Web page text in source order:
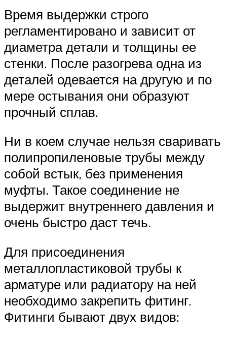
Время выдержки строго
регламентировано и зависит от
диаметра детали и толщины ее
стенки. После разогрева одна из
деталей одевается на другую и по
мере остывания они образуют
прочный сплав.
Ни в коем случае нельзя сваривать
полипропиленовые трубы между
собой встык, без применения
муфты. Такое соединение не
выдержит внутреннего давления и
очень быстро даст течь.
Для присоединения
металлопластиковой трубы к
арматуре или радиатору на ней
необходимо закрепить фитинг.
Фитинги бывают двух видов: